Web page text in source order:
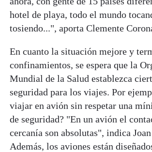
hotel de playa, todo el mundo
tosiendo...", aporta Clemente
En cuanto la situación mejore y
confinamientos, se espera que la
Mundial de la Salud establezca
seguridad para los viajes. Por
viajar en avión sin respetar una
de seguridad? "En un avión el
cercanía son absolutas", indica
Además, los aviones están